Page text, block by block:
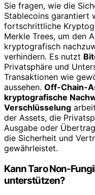
Sie fragen, wie die
Stablecoins garantiert
fortschrittliche
Merkle Trees, um den
kryptografisch
verhindern. Es nutzt
Privatsphäre und
Transaktionen wie
aussehen. Off-Chain-
kryptografische
Verschlüsselung
der Assets, die
Ausgabe oder
die Sicherheit und
gewährleistet.
Kann Taro Non-
unterstützen?